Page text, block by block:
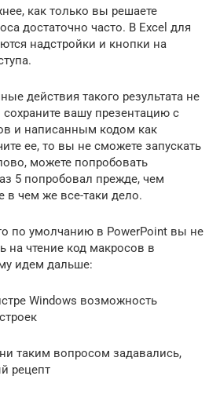
как только вы решаете
достаточно часто. В Excel для
надстройки и кнопки на
действия такого результата не
вашу презентацию с
и написанным кодом как
ее, то вы не сможете запускать
можете попробовать
5 попробовал прежде, чем
в чем же все-таки дело.
по умолчанию в PowerPoint вы не
на чтение код макросов в
идем дальше:
Windows возможность
таким вопросом задавались,
рецепт